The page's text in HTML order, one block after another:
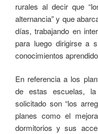
rurales al decir que
alternancia” y que
días, trabajando en
para luego dirigirse a
conocimientos
En referencia a los
de estas escuelas,
solicitado son “los
planes como el
dormitorios y sus